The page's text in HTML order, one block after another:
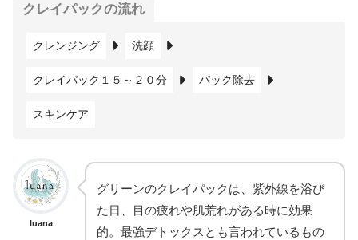
クレイパックの流れ
クレンジング 洗顔
クレイパック１５～２０分 パック除去
スキンケア
luana
グリーンのクレイパックは、紫外線を浴び
た日、目の疲れや肌荒れがある時に効果
的。最強デトックスとも言われているもの